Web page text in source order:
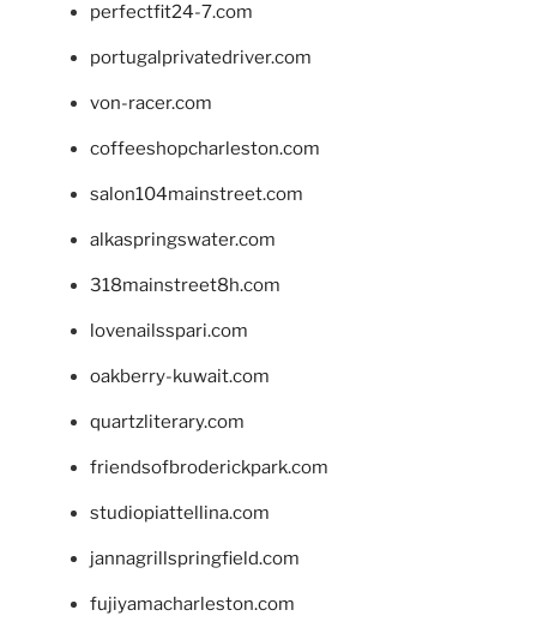
perfectfit24-7.com
portugalprivatedriver.com
von-racer.com
coffeeshopcharleston.com
salon104mainstreet.com
alkaspringswater.com
318mainstreet8h.com
lovenailsspari.com
oakberry-kuwait.com
quartzliterary.com
friendsofbroderickpark.com
studiopiattellina.com
jannagrillspringfield.com
fujiyamacharleston.com